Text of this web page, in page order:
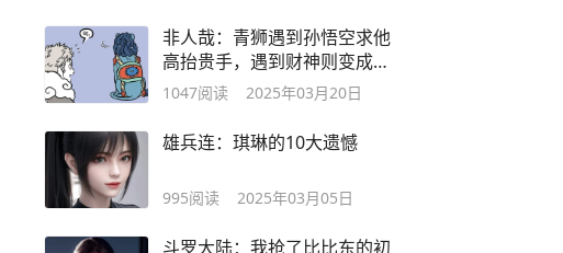
非人哉：青狮遇到孙悟空求他
高抬贵手，遇到财神则变成了
“金狮”
1047阅读 2025年03月20日
雄兵连：琪琳的10大遗憾
995阅读 2025年03月05日
斗罗大陆：我抢了比比东的初